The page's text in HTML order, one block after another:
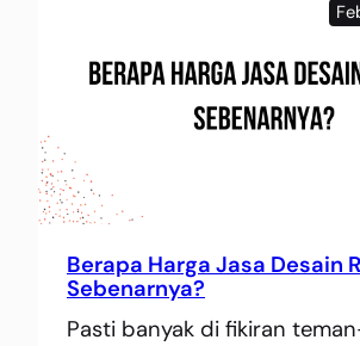
Berapa Harga Jasa Desain
Sebenarnya?
Pasti banyak di fikiran